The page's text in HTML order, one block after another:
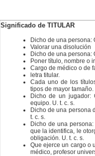
Significado de TITULAR
Dicho de una persona:
Valorar una disolución
Dicho de una persona:
Poner título, nombre o
Cargo de médico o de
letra titular.
Cada uno de los
tipos de mayor tamaño.
Dicho de un jugador:
equipo. U. t. c. s.
Dicho de una persona
t. c. s.
Dicho de una
que la identifica, le
obligación. U. t. c. s.
Que ejerce un cargo o
médico, profesor